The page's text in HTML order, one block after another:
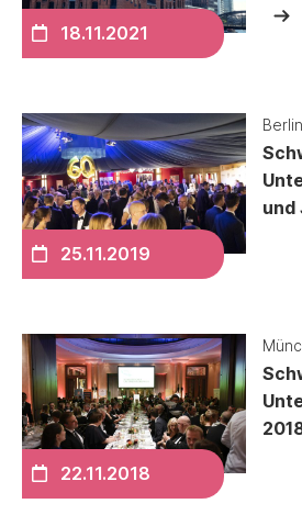
18.11.2021
25.11.2019
Berlin
und
22.11.2018